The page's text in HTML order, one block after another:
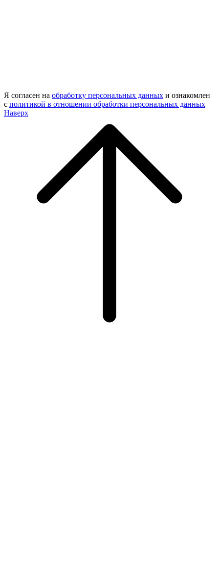
Я согласен на обработку персональных данных и ознакомлен
с политикой в отношении обработки персональных данных
Наверх